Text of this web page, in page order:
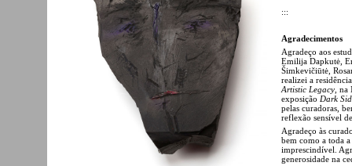
:::
Agradecimentos
Agradeço aos
Emilija Dapkutė,
Šimkevičiūtė,
realizei a
Artistic Legacy ,
exposição Dark
pelas curadoras,
reflexão sensível
Agradeço às
bem como a toda
imprescindível.
generosidade na